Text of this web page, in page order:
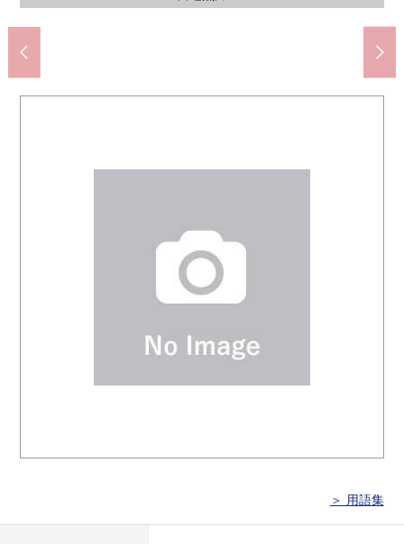
＞ 用語集